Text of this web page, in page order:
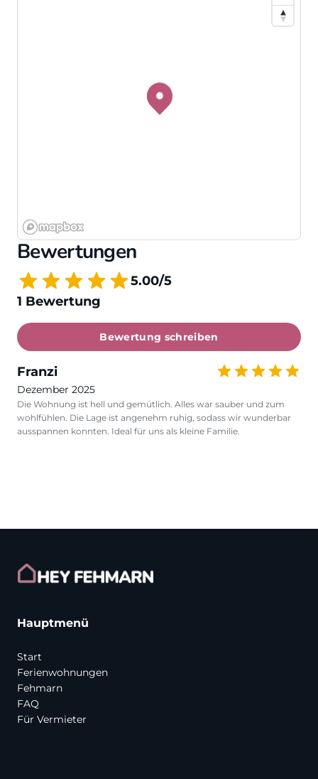
Bewertungen
5.00/5
1 Bewertung
Bewertung schreiben
Franzi
Dezember 2025
Die Wohnung ist hell und gemütlich. Alles war sauber und zum
wohlfühlen. Die Lage ist angenehm ruhig, sodass wir wunderbar
ausspannen konnten. Ideal für uns als kleine Familie.
Hauptmenü
Start
Ferienwohnungen
Fehmarn
FAQ
Für Vermieter